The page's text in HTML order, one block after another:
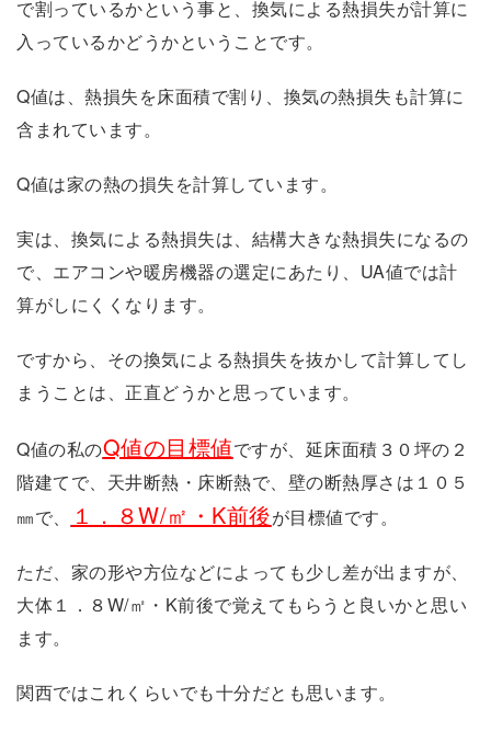
で割っているかという事と、換気による熱損失が計算に
入っているかどうかということです。
Q値は、熱損失を床面積で割り、換気の熱損失も計算に
含まれています。
Q値は家の熱の損失を計算しています。
実は、換気による熱損失は、結構大きな熱損失になるの
で、エアコンや暖房機器の選定にあたり、UA値では計
算がしにくくなります。
ですから、その換気による熱損失を抜かして計算してし
まうことは、正直どうかと思っています。
Q値の私のQ値の目標値ですが、延床面積３０坪の２
階建てで、天井断熱・床断熱で、壁の断熱厚さは１０５
㎜で、
１．８W/㎡・K前後が目標値です。
ただ、家の形や方位などによっても少し差が出ますが、
大体１．８W/㎡・K前後で覚えてもらうと良いかと思い
ます。
関西ではこれくらいでも十分だとも思います。